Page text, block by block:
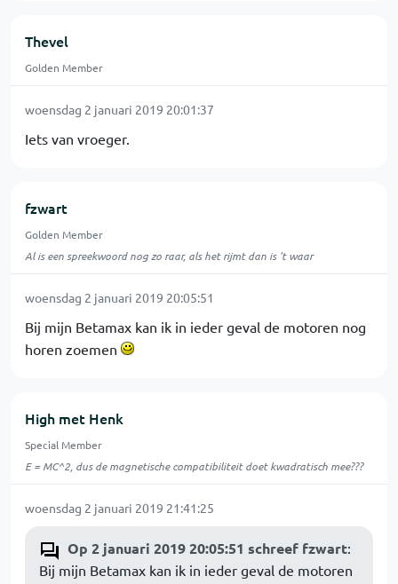
Thevel
Golden Member
woensdag 2 januari 2019 20:01:37
Iets van vroeger.
fzwart
Golden Member
Al is een spreekwoord nog zo raar, als het rijmt dan is 't waar
woensdag 2 januari 2019 20:05:51
Bij mijn Betamax kan ik in ieder geval de motoren nog
horen zoemen
High met Henk
Special Member
E = MC^2, dus de magnetische compatibiliteit doet kwadratisch mee???
woensdag 2 januari 2019 21:41:25
Op 2 januari 2019 20:05:51 schreef fzwart:
Bij mijn Betamax kan ik in ieder geval de motoren